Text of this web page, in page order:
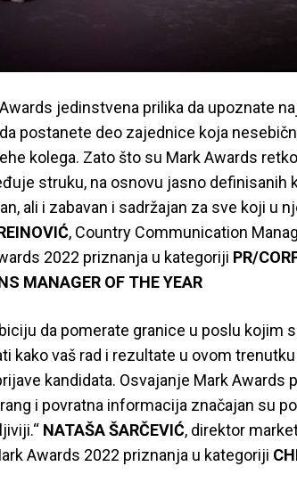
jedinstvena prilika da upoznate
postanete deo zajednice koja
kolega. Zato što su Mark Awards
struku, na osnovu jasno definisanih
ali i zabavan i sadržajan za sve koji u
, Country Communication
2022 priznanja u kategoriji PR/
MANAGER OF THE YEAR
da pomerate granice u poslu kojim
kako vaš rad i rezultate u ovom
kandidata. Osvajanje Mark Awards
i povratna informacija značajan su
NATAŠA ŠARČEVIĆ, direktor
Awards 2022 priznanja u kategoriji